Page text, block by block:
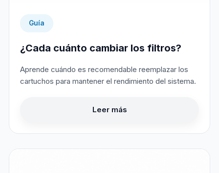
Guía
¿Cada cuánto cambiar los filtros?
Aprende cuándo es recomendable reemplazar los
cartuchos para mantener el rendimiento del sistema.
Leer más